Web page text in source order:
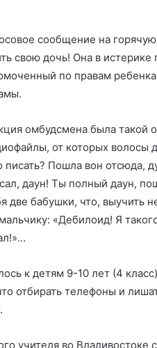
сообщение на
свою дочь! Она в
по правам
омбудсмена была такой
от которых волосы
писать? Пошла вон отсюда,
даун! Ты полный даун,
две бабушки, что, выучить
«Дебилоид! Я
к детям 9-10 лет (4
отбирать телефоны и
учителя во